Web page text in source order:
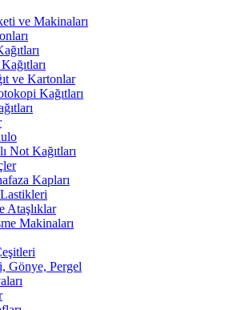
ve Makinaları
ve Kartonlar
Kağıtları
Not Kağıtları
Kapları
Ataşlıklar
Makinaları
Gönye, Pergel